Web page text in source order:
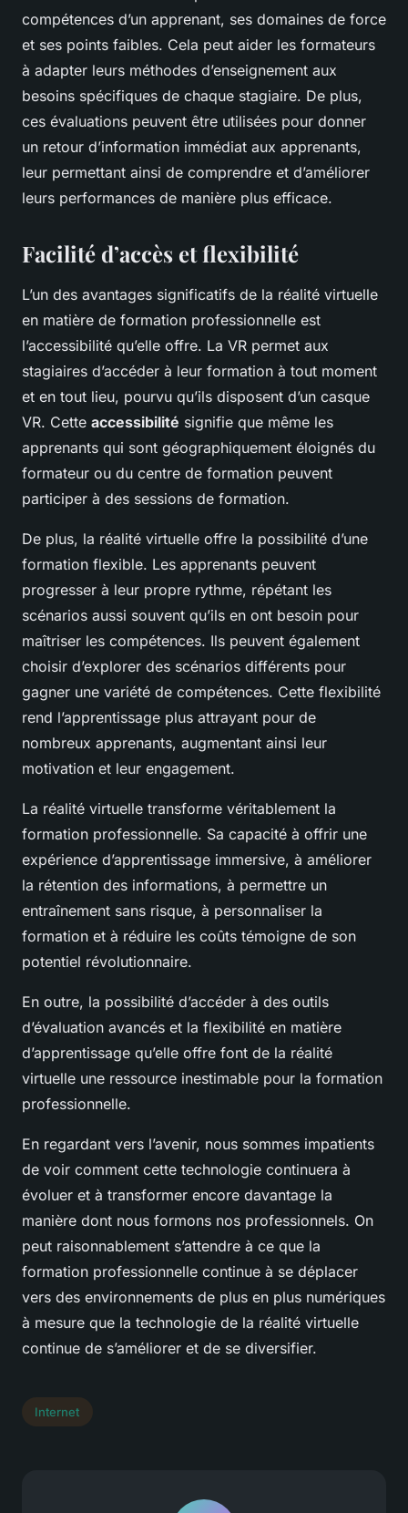
compétences d’un apprenant, ses domaines de force
et ses points faibles. Cela peut aider les formateurs
à adapter leurs méthodes d’enseignement aux
besoins spécifiques de chaque stagiaire. De plus,
ces évaluations peuvent être utilisées pour donner
un retour d’information immédiat aux apprenants,
leur permettant ainsi de comprendre et d’améliorer
leurs performances de manière plus efficace.
Facilité d’accès et flexibilité
L’un des avantages significatifs de la réalité virtuelle
en matière de formation professionnelle est
l’accessibilité qu’elle offre. La VR permet aux
stagiaires d’accéder à leur formation à tout moment
et en tout lieu, pourvu qu’ils disposent d’un casque
VR. Cette accessibilité signifie que même les
apprenants qui sont géographiquement éloignés du
formateur ou du centre de formation peuvent
participer à des sessions de formation.
De plus, la réalité virtuelle offre la possibilité d’une
formation flexible. Les apprenants peuvent
progresser à leur propre rythme, répétant les
scénarios aussi souvent qu’ils en ont besoin pour
maîtriser les compétences. Ils peuvent également
choisir d’explorer des scénarios différents pour
gagner une variété de compétences. Cette flexibilité
rend l’apprentissage plus attrayant pour de
nombreux apprenants, augmentant ainsi leur
motivation et leur engagement.
La réalité virtuelle transforme véritablement la
formation professionnelle. Sa capacité à offrir une
expérience d’apprentissage immersive, à améliorer
la rétention des informations, à permettre un
entraînement sans risque, à personnaliser la
formation et à réduire les coûts témoigne de son
potentiel révolutionnaire.
En outre, la possibilité d’accéder à des outils
d’évaluation avancés et la flexibilité en matière
d’apprentissage qu’elle offre font de la réalité
virtuelle une ressource inestimable pour la formation
professionnelle.
En regardant vers l’avenir, nous sommes impatients
de voir comment cette technologie continuera à
évoluer et à transformer encore davantage la
manière dont nous formons nos professionnels. On
peut raisonnablement s’attendre à ce que la
formation professionnelle continue à se déplacer
vers des environnements de plus en plus numériques
à mesure que la technologie de la réalité virtuelle
continue de s’améliorer et de se diversifier.
Internet